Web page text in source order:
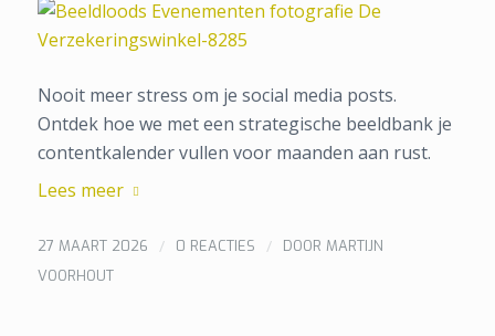
Nooit meer stress om je social media posts.
Ontdek hoe we met een strategische beeldbank je
contentkalender vullen voor maanden aan rust.
Lees meer
27 MAART 2026 / 0 REACTIES / DOOR MARTIJN
VOORHOUT